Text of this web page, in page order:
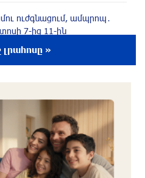
ուժգնացում, ամպրոպ․
7-ից 11-ին
գտնվող աղբավայրում.
տեսանելի են մի քանի
մեկ ժամ առաջ
վարչապետները
լրահոսը »